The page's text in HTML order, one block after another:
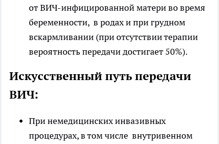
от ВИЧ-инфицированной матери во время
беременности, в родах и при грудном
вскармливании (при отсутствии терапии
вероятность передачи достигает 50%).
Искусственный путь передачи
ВИЧ:
При немедицинских инвазивных
процедурах, в том числе внутривенном